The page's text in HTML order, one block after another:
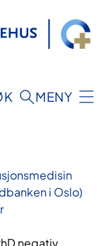
MENY
i Oslo)
negativ